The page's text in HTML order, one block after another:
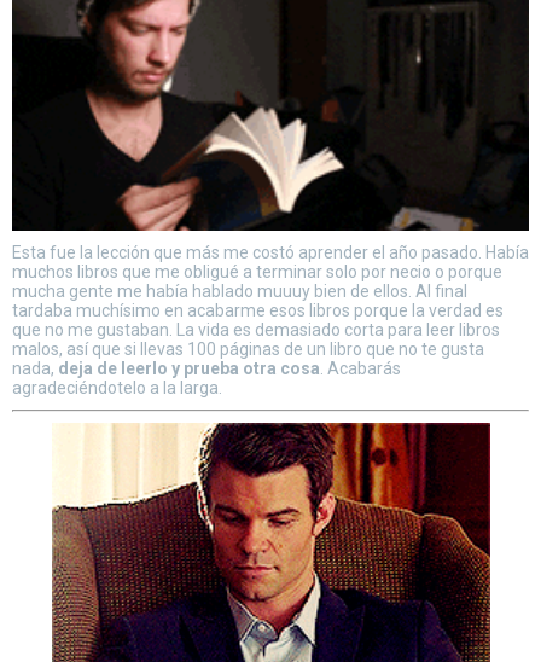
Esta fue la lección que más me costó aprender el año pasado. Había
muchos libros que me obligué a terminar solo por necio o porque
mucha gente me había hablado muuuy bien de ellos. Al final
tardaba muchísimo en acabarme esos libros porque la verdad es
que no me gustaban. La vida es demasiado corta para leer libros
malos, así que si llevas 100 páginas de un libro que no te gusta
nada, deja de leerlo y prueba otra cosa . Acabarás
agradeciéndotelo a la larga.